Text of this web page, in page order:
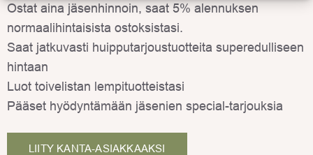
Ostat aina jäsenhinnoin, saat 5% alennuksen
normaalihintaisista ostoksistasi.
Saat jatkuvasti huipputarjoustuotteita superedulliseen
hintaan
Luot toivelistan lempituotteistasi
Pääset hyödyntämään jäsenien special-tarjouksia
LIITY KANTA-ASIAKKAAKSI